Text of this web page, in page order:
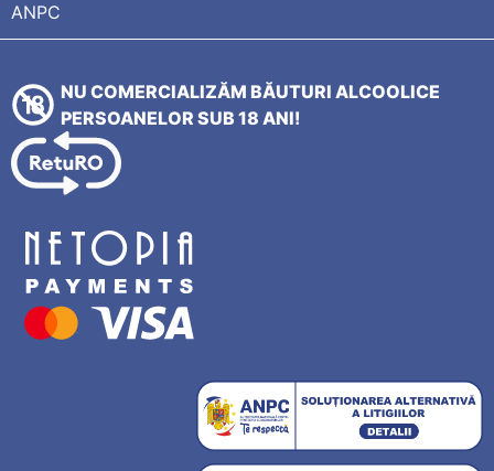
ANPC
NU COMERCIALIZĂM BĂUTURI ALCOOLICE
PERSOANELOR SUB 18 ANI!